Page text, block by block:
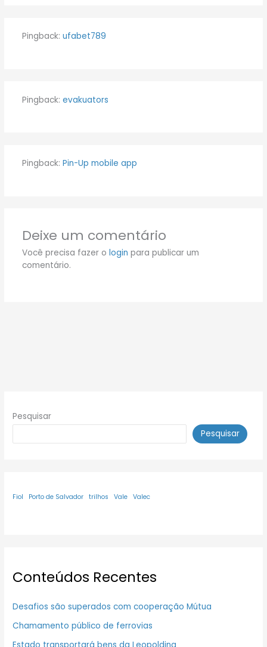
Pingback: ufabet789
Pingback: evakuators
Pingback: Pin-Up mobile app
Deixe um comentário
Você precisa fazer o login para publicar um
comentário.
Pesquisar
Pesquisar
Fiol Porto de Salvador trilhos Vale Valec
Conteúdos Recentes
Desafios são superados com cooperação Mútua
Chamamento público de ferrovias
Estado transportará bens da Leopoldina